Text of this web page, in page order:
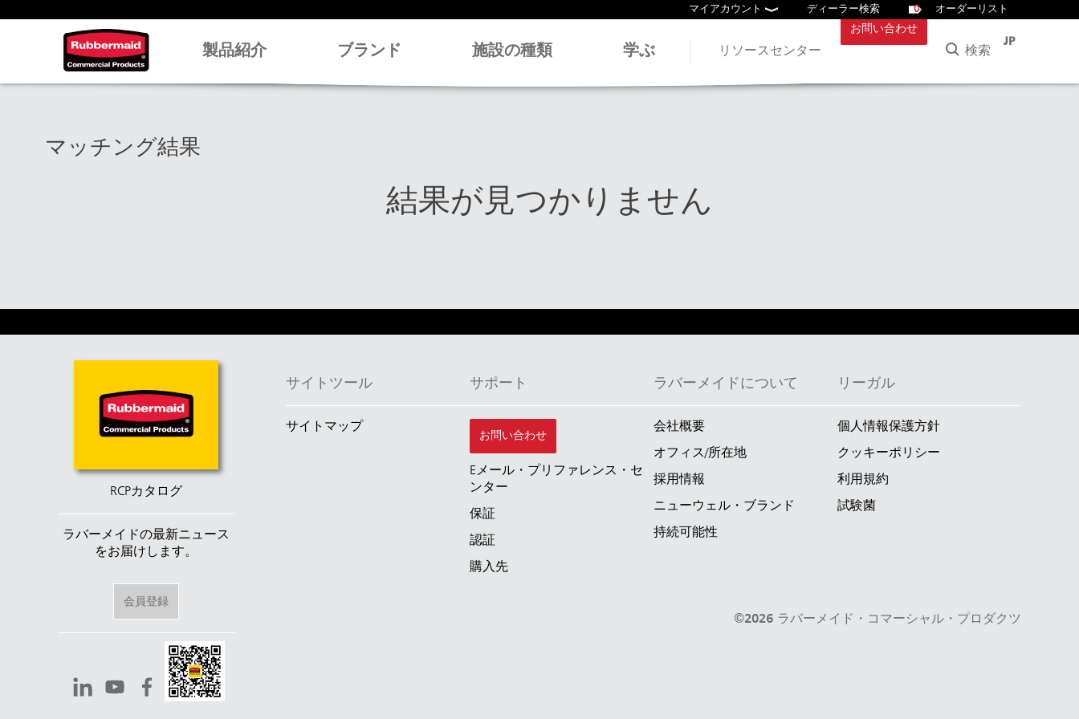
マイアカウント ディーラー検索 0 オーダーリスト
製品紹介 ブランド 施設の種類 学ぶ リソースセンター
お問い合わせ
検索
JP
オーストラリアとニュージー
マッチング結果
結果が見つかりません
RCPカタログ
ラバーメイドの最新ニュース
をお届けします。
会員登録
サイトツール
サイトマップ
サポート
お問い合わせ
Eメール・プリファレンス・セ
ンター
保証
認証
購入先
ラバーメイドについて
会社概要
オフィス/所在地
採用情報
ニューウェル・ブランド
持続可能性
リーガル
個人情報保護方針
クッキーポリシー
利用規約
試験菌
©2026 ラバーメイド・コマーシャル・プロダクツ